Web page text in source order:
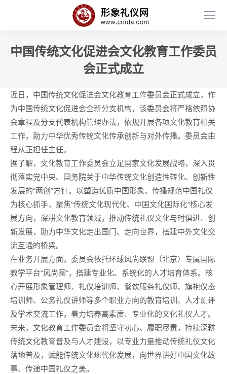
中国传统文化促进会文化教育工作委员
会正式成立
近日，中国传统文化促进会文化教育工作委员会正式成立，作
为中国传统文化促进会全新分支机构，该委员会将严格依照协
会章程及分支代表机构管理办法，依规开展各项文化教育相关
工作，助力中华优秀传统文化传承创新与对外传播。委员会由
程从正担任主任。
据了解，文化教育工作委员会立足国家文化发展战略，深入贯
彻落实党中央、国务院关于中华传统文化创造性转化、创新性
发展的“两创”方针。以塑造优质中国形象、传播规范中国礼仪
为核心抓手，聚焦“传统文化现代化、中国文化国际化”核心发
展方向，深耕文化教育领域，推动传统礼仪文化与时俱进、创
新发展，助力中华文化走出国门、走向世界，搭建中外文化交
流互通的桥梁。
在业务开展方面，委员会依托环球风尚联盟（北京）专属国际
教学平台“风尚圈”，搭建专业化、系统化的人才培育体系。核
心开展形象管理师、礼仪培训师、餐饮服务礼仪师、旗袍仪态
培训师、公务礼仪讲师等多个职业方向的教育培训、人才测评
及学术交流工作，着力培养高素质、专业化的文化礼仪人才。
未来，文化教育工作委员会将坚守初心、履职尽责，持续深耕
传统文化教育普及与人才建设，以专业力量推动传统礼仪文化
落地普及，赋能传统文化现代化发展，向世界讲好中国文化故
事、传递中国礼仪之美。